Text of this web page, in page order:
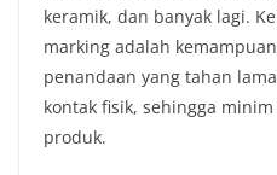
keramik, dan banyak lagi.
marking adalah
penandaan yang tahan
kontak fisik, sehingga
produk.